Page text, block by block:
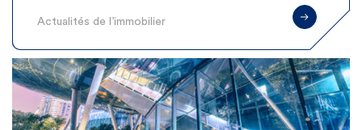
Actualités de l’immobilier